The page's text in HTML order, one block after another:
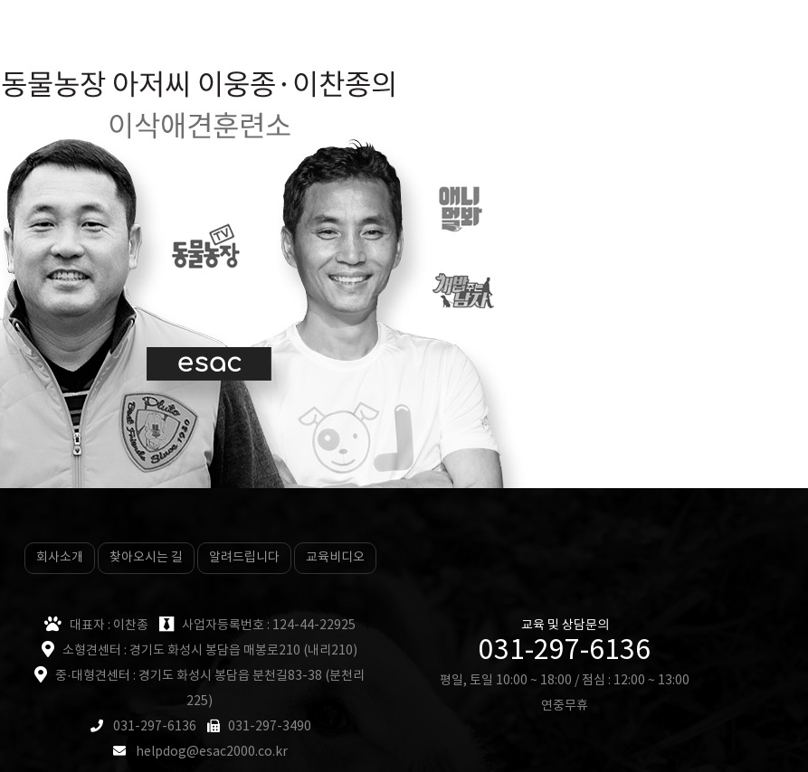
회사소개 찾아오시는 길 알려드립니다 교육비디오
대표자 : 이찬종
사업자등록번호 : 124-44-22925
소형견센터 : 경기도 화성시 봉담읍 매봉로210 (내리210)
중·대형견센터 : 경기도 화성시 봉담읍 분천길83-38 (분천리
225)
031-297-6136
031-297-3490
helpdog@esac2000.co.kr
교육 및 상담문의
031-297-6136
평일, 토일 10:00 ~ 18:00 / 점심 : 12:00 ~ 13:00
연중무휴